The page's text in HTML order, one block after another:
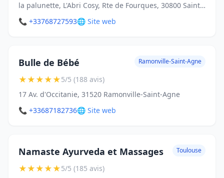
la palunette, L'Abri Cosy, Rte de Fourques, 30800 Saint-Gilles
📞 +33768727593🌐 Site web
Bulle de Bébé Ramonville-Saint-Agne
★★★★★5/5 (188 avis)
17 Av. d'Occitanie, 31520 Ramonville-Saint-Agne
📞 +33687182736🌐 Site web
Namaste Ayurveda et Massages Toulouse
★★★★★5/5 (185 avis)